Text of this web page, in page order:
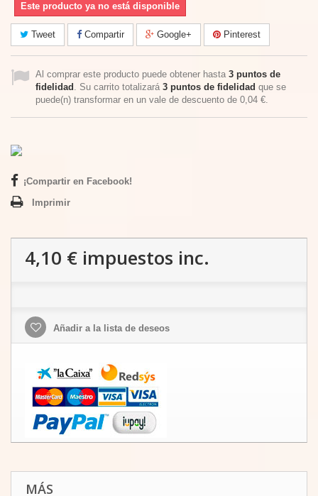
Este producto ya no está disponible
Tweet Compartir Google+ Pinterest
Al comprar este producto puede obtener hasta 3 puntos de
fidelidad . Su carrito totalizará 3 puntos de fidelidad que se
puede(n) transformar en un vale de descuento de 0,04 €.
¡Compartir en Facebook!
Imprimir
4,10 € impuestos inc.
Añadir a la lista de deseos
MÁS